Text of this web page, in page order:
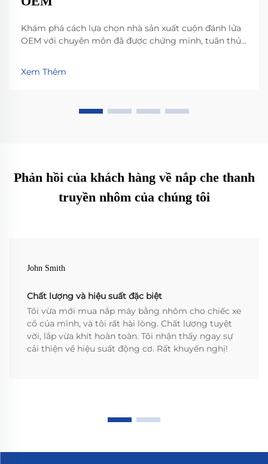
Khám phá cách lựa chọn nhà sản xuất cuộn đánh lửa
OEM với chuyên môn đã được chứng minh, tuân thủ
mở rộng. Giảm đến 40% số khiếu nại bảo hành. Tải
xuống danh sách kiểm tra đánh giá đầy đủ.
Xem Thêm
Phản hồi của khách hàng về nắp che thanh
truyền nhôm của chúng tôi
John Smith
Chất lượng và hiệu suất đặc biệt
Tôi vừa mới mua nắp máy bằng nhôm cho chiếc xe
cổ của mình, và tôi rất hài lòng. Chất lượng tuyệt
vời, lắp vừa khít hoàn toàn. Tôi nhận thấy ngay sự
cải thiện về hiệu suất động cơ. Rất khuyến nghị!